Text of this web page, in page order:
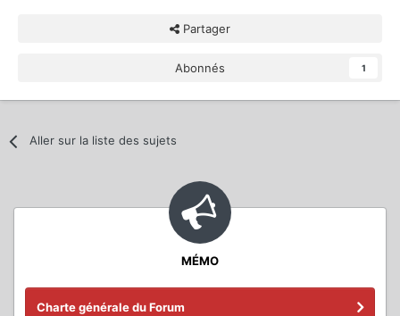
Partager
Abonnés 1
Aller sur la liste des sujets
MÉMO
Charte générale du Forum